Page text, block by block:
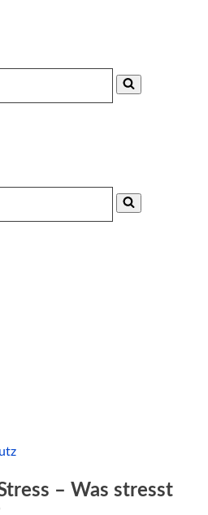
– Was stresst